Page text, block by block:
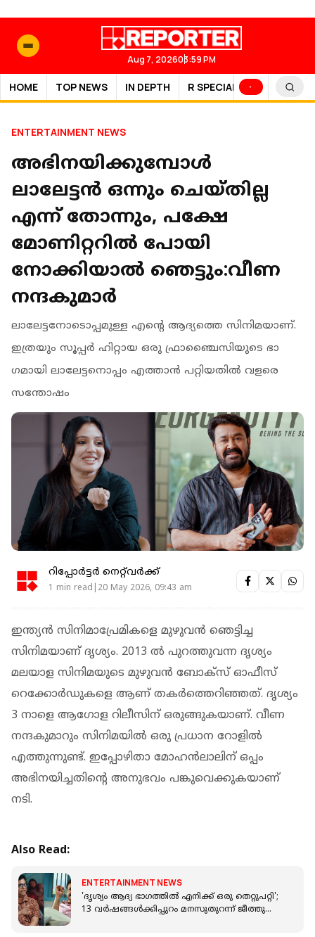
Aug 7, 202603:59 PM
HOME TOP NEWS IN DEPTH R SPECIAL SPORTS
ENTERTAINMENT NEWS
അഭിനയിക്കുമ്പോൾ
ലാലേട്ടൻ ഒന്നും ചെയ്തില്ല
എന്ന് തോന്നും, പക്ഷേ
മോണിറ്ററിൽ പോയി
നോക്കിയാൽ ഞെട്ടും:വീണ
നന്ദകുമാർ
ലാലേട്ടനോടൊപ്പമുള്ള എന്റെ ആദ്യത്തെ സിനിമയാണ്.
ഇത്രയും സൂപ്പർ ഹിറ്റായ ഒരു ഫ്രാഞ്ചൈസിയുടെ ഭാ​
ഗമായി ലാലേട്ടനൊപ്പം എത്താൻ പറ്റിയതിൽ വളരെ
സന്തോഷം
റിപ്പോർട്ടർ നെറ്റ്‌വര്‍ക്ക്‌
1 min read|20 May 2026, 09:43 am
ഇന്ത്യൻ സിനിമാപ്രേമികളെ മുഴുവൻ ഞെട്ടിച്ച
സിനിമയാണ് ദൃശ്യം. 2013 ൽ പുറത്തുവന്ന ദൃശ്യം
മലയാള സിനിമയുടെ മുഴുവൻ ബോക്സ് ഓഫീസ്
റെക്കോർഡുകളെ ആണ് തകർത്തെറിഞ്ഞത്. ദൃശ്യം
3 നാളെ ആഗോള റിലീസിന് ഒരുങ്ങുകയാണ്. വീണ
നന്ദകുമാറും സിനിമയിൽ ഒരു പ്രധാന റോളിൽ
എത്തുന്നുണ്ട്. ഇപ്പോഴിതാ മോഹൻലാലിന് ഒപ്പം
അഭിനയിച്ചതിന്റെ അനുഭവം പങ്കുവെക്കുകയാണ്
നടി.
Also Read:
ENTERTAINMENT NEWS
'ദൃശ്യം ആദ്യ ഭാഗത്തിൽ എനിക്ക് ഒരു തെറ്റുപറ്റി';
13 വര്‍ഷങ്ങള്‍ക്കിപ്പുറം മനസുതുറന്ന് ജീത്തു